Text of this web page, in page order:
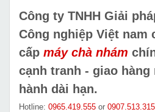
Công ty TNHH Giải
Công nghiệp Việt nam
cấp máy chà nhám
cạnh tranh - giao hàng
hành dài hạn.
Hotline: 0965.419.555 or 0907.513.315